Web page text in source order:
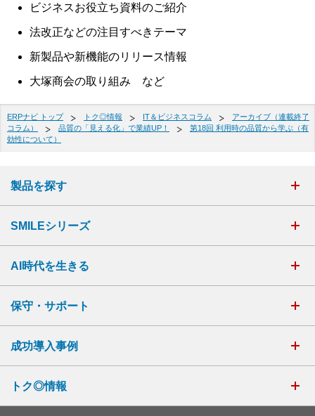
ビジネスお役立ち資料のご紹介
法改正などの注目すべきテーマ
新製品や新機能のリリース情報
大塚商会の取り組み など
ERPナビ トップ トク◎情報 IT＆ビジネスコラム
アーカイブ（連載終了
コラム）
品質の「見える化」で業績UP！
第18回 利用時の品質から学ぶ（有
効性について）
製品を探す
SMILEシリーズ
AI時代を生きる
保守・サポート
成功導入事例
トク◎情報